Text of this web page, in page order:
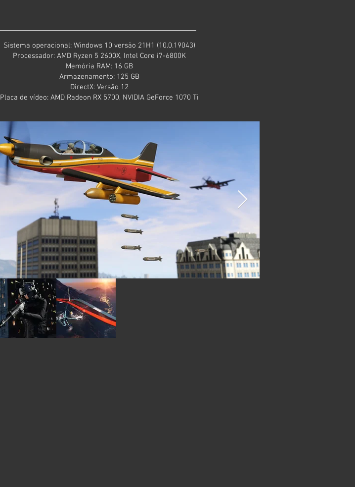
Sistema operacional: Windows 10 versão 21H1 (10.0.19043)
Processador: AMD Ryzen 5 2600X, Intel Core i7-6800K
Memória RAM: 16 GB
Armazenamento: 125 GB
DirectX: Versão 12
Placa de vídeo: AMD Radeon RX 5700, NVIDIA GeForce 1070 Ti